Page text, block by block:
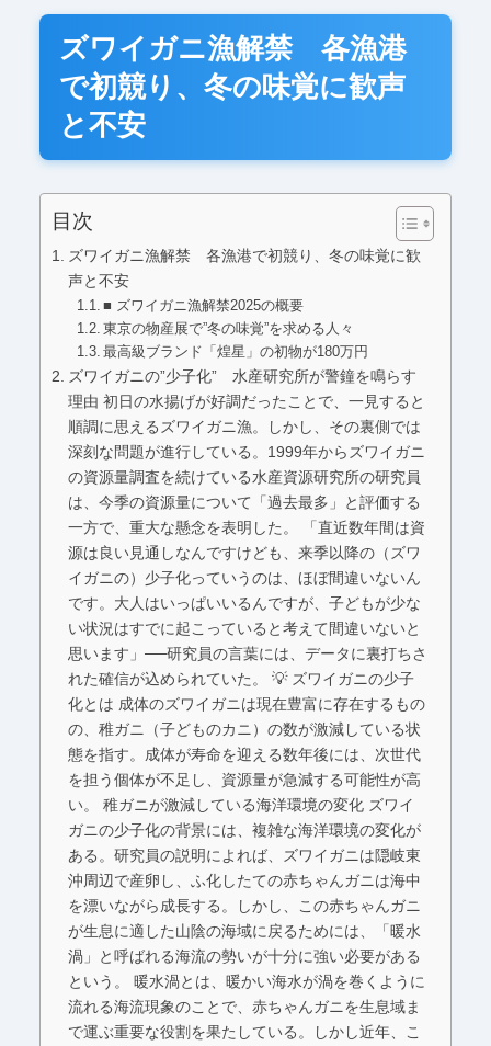
ズワイガニ漁解禁 各漁港
で初競り、冬の味覚に歓声
と不安
目次
ズワイガニ漁解禁 各漁港で初競り、冬の味覚に歓
声と不安
■ ズワイガニ漁解禁2025の概要
東京の物産展で”冬の味覚”を求める人々
最高級ブランド「煌星」の初物が180万円
ズワイガニの”少子化” 水産研究所が警鐘を鳴らす
理由 初日の水揚げが好調だったことで、一見すると
順調に思えるズワイガニ漁。しかし、その裏側では
深刻な問題が進行している。1999年からズワイガニ
の資源量調査を続けている水産資源研究所の研究員
は、今季の資源量について「過去最多」と評価する
一方で、重大な懸念を表明した。 「直近数年間は資
源は良い見通しなんですけども、来季以降の（ズワ
イガニの）少子化っていうのは、ほぼ間違いないん
です。大人はいっぱいいるんですが、子どもが少な
い状況はすでに起こっていると考えて間違いないと
思います」──研究員の言葉には、データに裏打ちさ
れた確信が込められていた。 💡 ズワイガニの少子
化とは 成体のズワイガニは現在豊富に存在するもの
の、稚ガニ（子どものカニ）の数が激減している状
態を指す。成体が寿命を迎える数年後には、次世代
を担う個体が不足し、資源量が急減する可能性が高
い。 稚ガニが激減している海洋環境の変化 ズワイ
ガニの少子化の背景には、複雑な海洋環境の変化が
ある。研究員の説明によれば、ズワイガニは隠岐東
沖周辺で産卵し、ふ化したての赤ちゃんガニは海中
を漂いながら成長する。しかし、この赤ちゃんガニ
が生息に適した山陰の海域に戻るためには、「暖水
渦」と呼ばれる海流の勢いが十分に強い必要がある
という。 暖水渦とは、暖かい海水が渦を巻くように
流れる海流現象のことで、赤ちゃんガニを生息域ま
で運ぶ重要な役割を果たしている。しかし近年、こ